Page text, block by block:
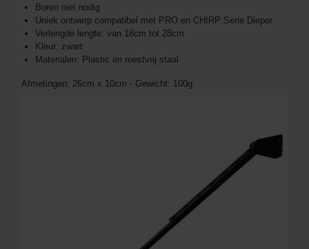
Boren niet nodig
Uniek ontwerp compatibel met PRO en CHIRP Serie Dieper
Verlengde lengte: van 18cm tot 28cm
Kleur: zwart
Materialen: Plastic en roestvrij staal
Afmetingen: 26cm x 10cm - Gewicht: 100g